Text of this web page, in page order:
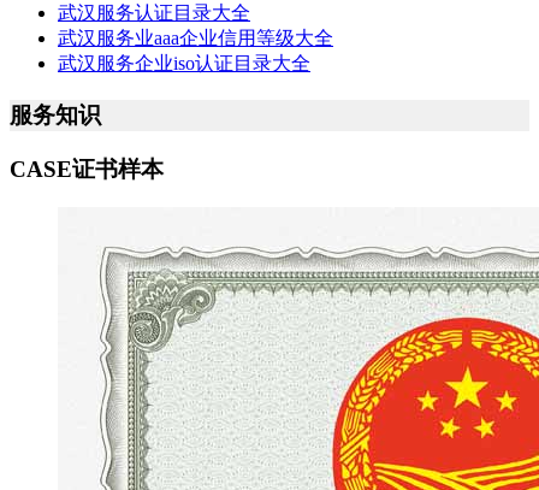
武汉服务认证目录大全
武汉服务业aaa企业信用等级大全
武汉服务企业iso认证目录大全
服务知识
CASE证书样本